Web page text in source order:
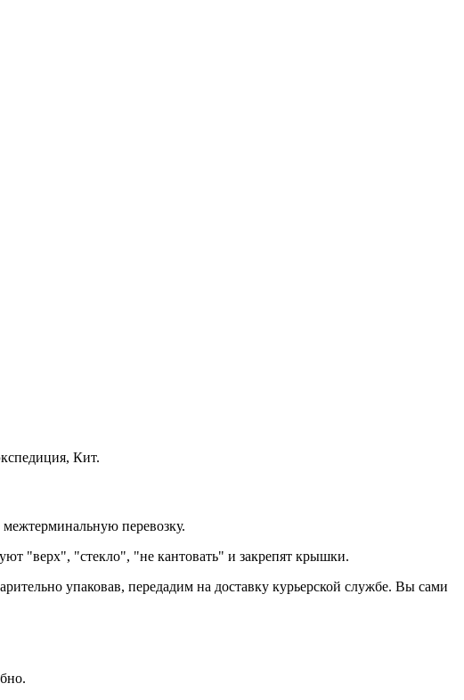
Кит.
перевозку.
"верх", "стекло", "не кантовать" и закрепят крышки.
упаковав, передадим на доставку курьерской службе. Вы сами